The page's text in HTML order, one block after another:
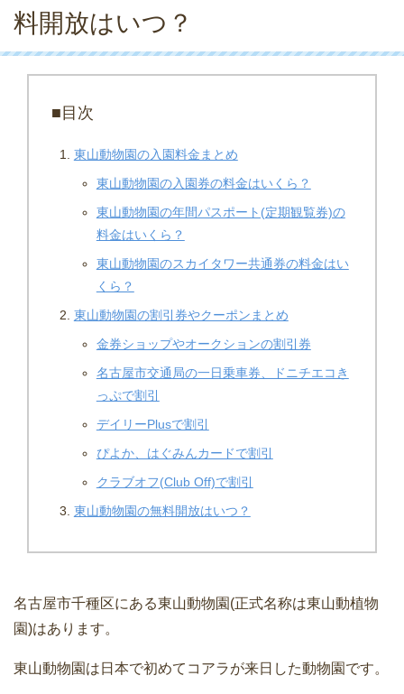
料開放はいつ？
■目次
東山動物園の入園料金まとめ
東山動物園の入園券の料金はいくら？
東山動物園の年間パスポート(定期観覧券)の
料金はいくら？
東山動物園のスカイタワー共通券の料金はい
くら？
東山動物園の割引券やクーポンまとめ
金券ショップやオークションの割引券
名古屋市交通局の一日乗車券、ドニチエコき
っぷで割引
デイリーPlusで割引
ぴよか、はぐみんカードで割引
クラブオフ(Club Off)で割引
東山動物園の無料開放はいつ？
名古屋市千種区にある東山動物園(正式名称は東山動植物
園)はあります。
東山動物園は日本で初めてコアラが来日した動物園です。